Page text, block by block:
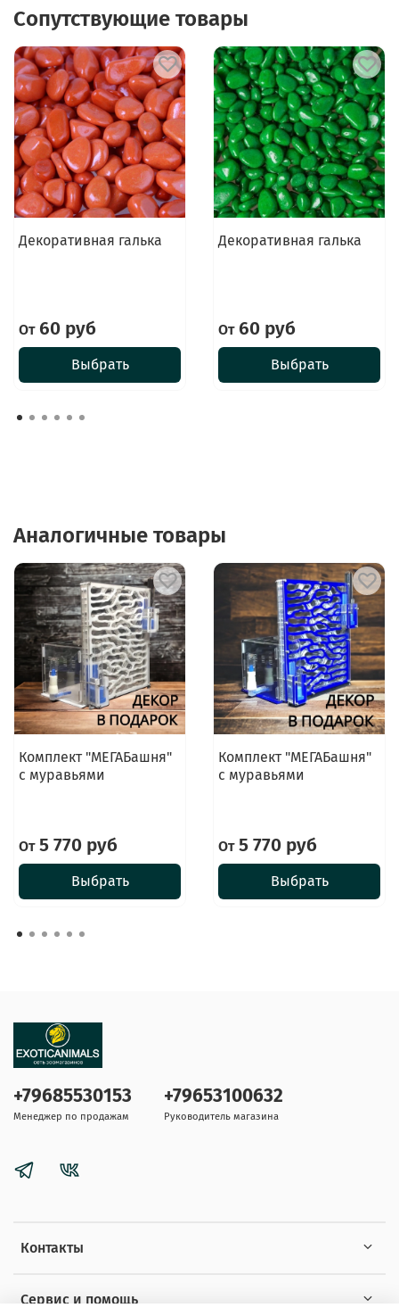
Сопутствующие товары
Декоративная галька
От60 руб
Выбрать
Декоративная галька
От60 руб
Выбрать
Аналогичные товары
Комплект "МЕГАБашня"
с муравьями
От5 770 руб
Выбрать
Комплект "МЕГАБашня"
с муравьями
От5 770 руб
Выбрать
Контакты
Сервис и помощь
+79685530153
Менеджер по продажам
+79653100632
Руководитель магазина